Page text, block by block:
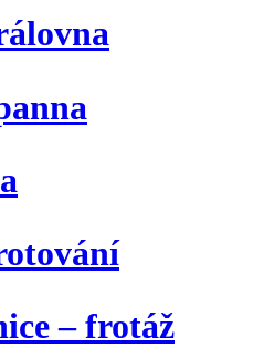
– frotáž